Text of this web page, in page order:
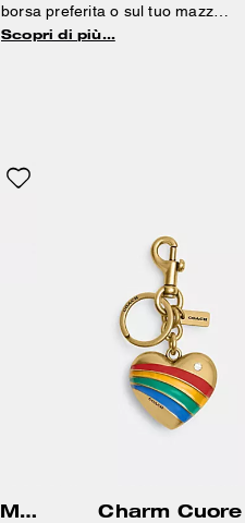
borsa preferita o sul tuo mazzo
di chiavi con questo allegro
Scopri di più…
Charm a Catena con Motivo Ciliegie Charm Cuore